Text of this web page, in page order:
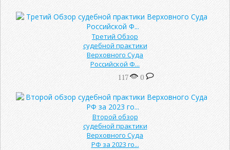
Третий Обзор
судебной практики
Верховного Суда
Российской Ф...
117 0
Второй обзор
судебной практики
Верховного Суда
РФ за 2023 го...